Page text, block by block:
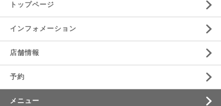
トップページ
インフォメーション
店舗情報
予約
メニュー